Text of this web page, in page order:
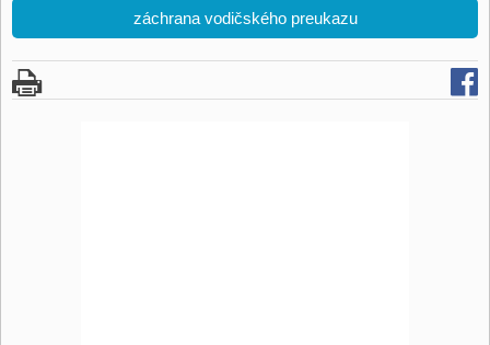
záchrana vodičského preukazu